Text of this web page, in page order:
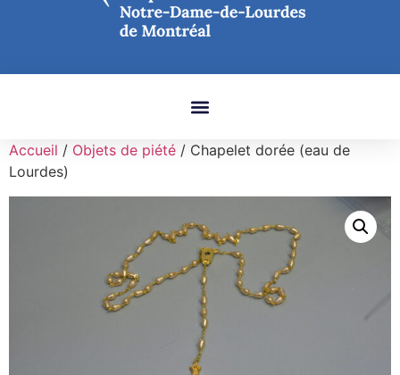
Accueil / Objets de piété / Chapelet dorée (eau de
Lourdes)